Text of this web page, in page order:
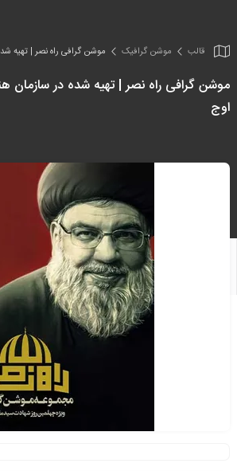
قالب موشن گرافیک موشن گرافی راه نصر | تهیه
موشن گرافی راه نصر | تهیه شده در سازمان
اوج